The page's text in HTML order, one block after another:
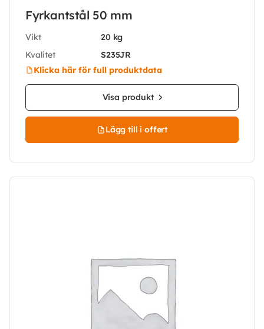
Fyrkantstål 50 mm
Vikt
20 kg
Kvalitet
S235JR
Klicka här för full produktdata
Visa produkt
Lägg till i offert